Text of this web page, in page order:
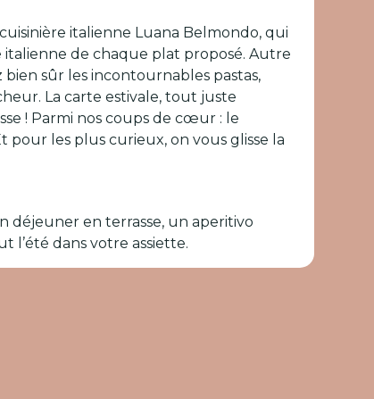
italienne Luana Belmondo, qui
italienne de chaque plat proposé. Autre
sûr les incontournables pastas,
La carte estivale, tout juste
! Parmi nos coups de cœur : le
pour les plus curieux, on vous glisse la
déjeuner en terrasse, un aperitivo
l’été dans votre assiette.